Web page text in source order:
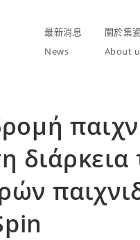
最新消息
News
關於集
About
διάρκεια